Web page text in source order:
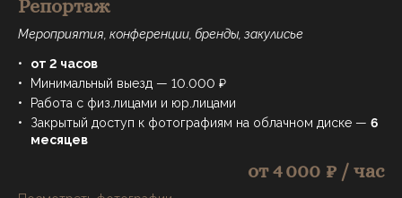
Репортаж
Мероприятия, конференции, бренды, закулисье
от 2 часов
Минимальный выезд — 10.000 ₽
Работа с физ.лицами и юр.лицами
Закрытый доступ к фотографиям на облачном диске — 6
месяцев
от 4 000 ₽ / час